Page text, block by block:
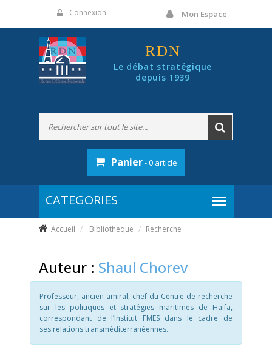
Connexion Mon Espace
RDN
Le débat stratégique
depuis 1939
Panier- 0 article
Accueil Bibliothèque Recherche
Auteur : Shaul Chorev
Professeur, ancien amiral, chef du Centre de recherche
sur les politiques et stratégies maritimes de Haïfa,
correspondant de l’Institut FMES dans le cadre de
ses relations transméditerranéennes.